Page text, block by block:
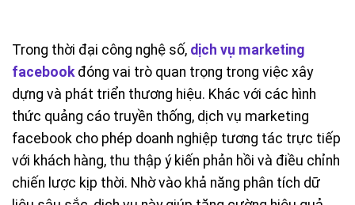
Trong thời đại công nghệ số, dịch vụ marketing
facebookđóng vai trò quan trọng trong việc xây
dựng và phát triển thương hiệu. Khác với các hình
thức quảng cáo truyền thống, dịch vụ marketing
facebook cho phép doanh nghiệp tương tác trực tiếp
với khách hàng, thu thập ý kiến phản hồi và điều chỉnh
chiến lược kịp thời. Nhờ vào khả năng phân tích dữ